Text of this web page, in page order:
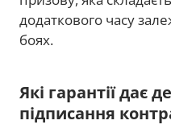
додаткового часу
боях.
Які гарантії дає
підписання